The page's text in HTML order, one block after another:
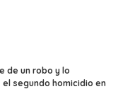
de un robo y lo
segundo homicidio en